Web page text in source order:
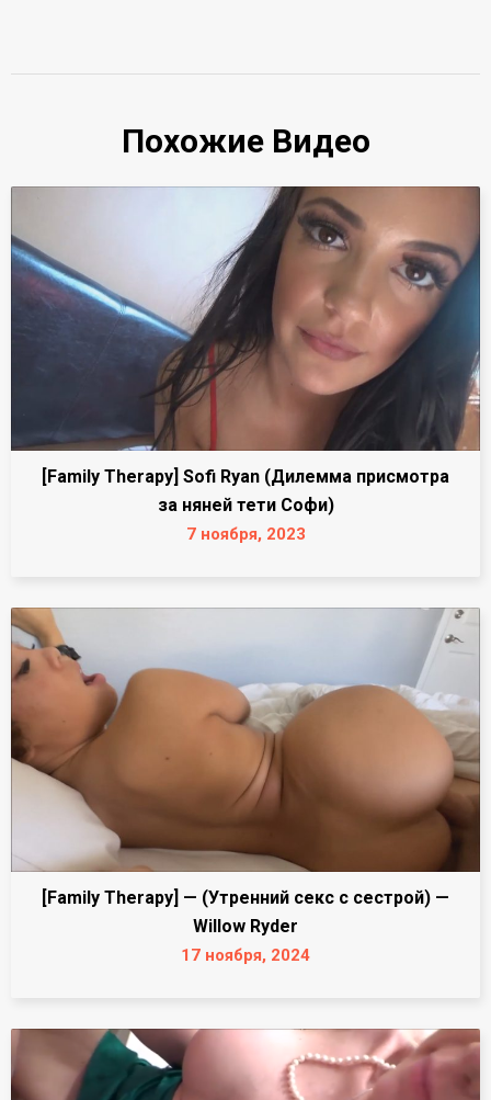
Похожие Видео
[Family Therapy] Sofi Ryan (Дилемма присмотра
за няней тети Софи)
7 ноября, 2023
[Family Therapy] — (Утренний секс с сестрой) —
Willow Ryder
17 ноября, 2024